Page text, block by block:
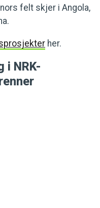
felt skjer i Angola,
her.
i NRK-